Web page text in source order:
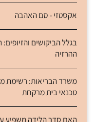
אקסטזי - סם האהבה
בגלל הביקושים
ההרזיה
משרד הבריאות: רשימת
טכנאי בית מרקחת
האם סדר הלידה משפיע